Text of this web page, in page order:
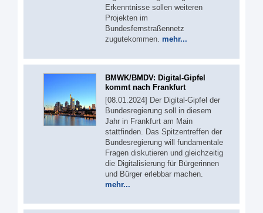
Erkenntnisse sollen weiteren
Projekten im
Bundesfernstraßennetz
zugutekommen. mehr...
BMWK/BMDV: Digital-Gipfel
kommt nach Frankfurt
[08.01.2024] Der Digital-Gipfel der
Bundesregierung soll in diesem
Jahr in Frankfurt am Main
stattfinden. Das Spitzentreffen der
Bundesregierung will fundamentale
Fragen diskutieren und gleichzeitig
die Digitalisierung für Bürgerinnen
und Bürger erlebbar machen.
mehr...